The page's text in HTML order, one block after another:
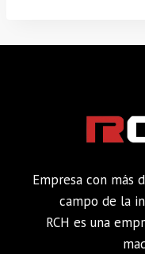
Empresa con más
campo de la
RCH es una